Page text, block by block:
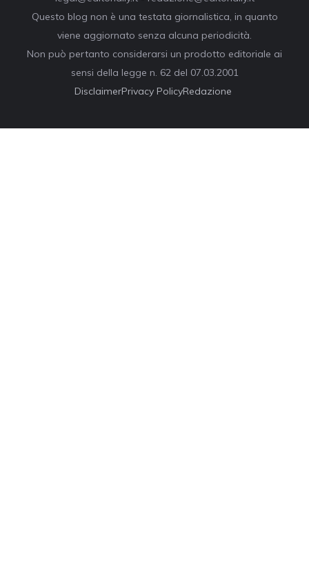
Questo blog non è una testata giornalistica, in quanto
viene aggiornato senza alcuna periodicità.
Non può pertanto considerarsi un prodotto editoriale ai
sensi della legge n. 62 del 07.03.2001
DisclaimerPrivacy PolicyRedazione